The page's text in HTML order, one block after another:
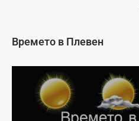
Времето в Плевен